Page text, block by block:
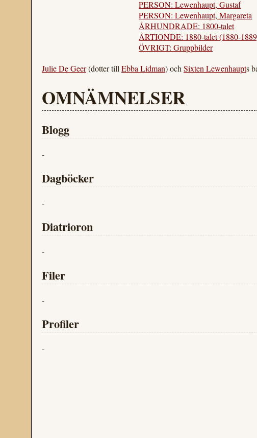
PERSON: Lewenhaupt, Gustaf
PERSON: Lewenhaupt, Margareta
ÅRHUNDRADE: 1800-talet
ÅRTIONDE: 1880-talet (1880-
ÖVRIGT: Gruppbilder
Julie De Geer(dotter till Ebba Lidman) och Sixten Lewenhaupts
OMNÄMNELSER
Blogg
-
Dagböcker
-
Diatrioron
-
Filer
-
Profiler
-